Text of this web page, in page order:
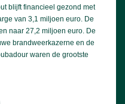
blijft financieel gezond met
van 3,1 miljoen euro. De
naar 27,2 miljoen euro. De
brandweerkazerne en de
waren de grootste